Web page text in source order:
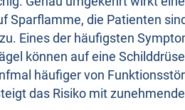
Sparflamme, die Patienten
Eines der häufigsten
können auf eine
häufiger von
das Risiko mit